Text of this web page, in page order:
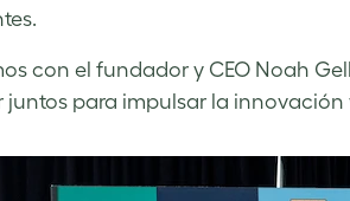
con el fundador y CEO Noah
juntos para impulsar la